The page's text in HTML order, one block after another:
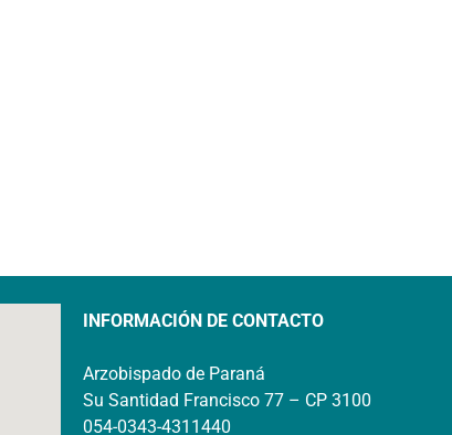
INFORMACIÓN DE CONTACTO
Arzobispado de Paraná
Su Santidad Francisco 77 – CP 3100
054-0343-4311440